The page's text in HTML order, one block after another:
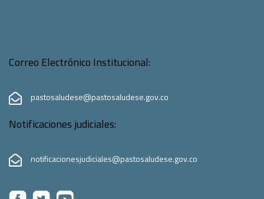
Correo Electrónico Institucional:
pastosaludese@pastosaludese.gov.co
Notificaciones judiciales:
notificacionesjudiciales@pastosaludese.gov.co